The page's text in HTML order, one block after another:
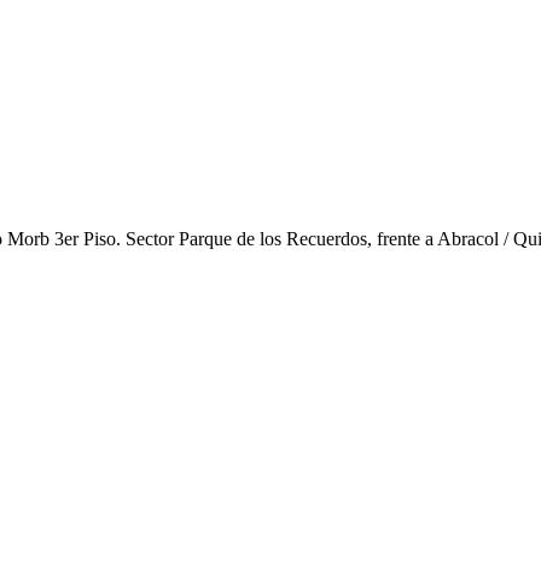
3er Piso. Sector Parque de los Recuerdos, frente a Abracol /